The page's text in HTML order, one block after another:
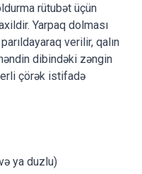
rütubət üçün
Yarpaq dolması
verilir, qalın
dibindəki zəngin
çörək istifadə
ya duzlu)